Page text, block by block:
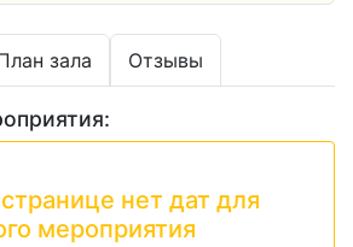
зала Отзывы
нет дат для
мероприятия